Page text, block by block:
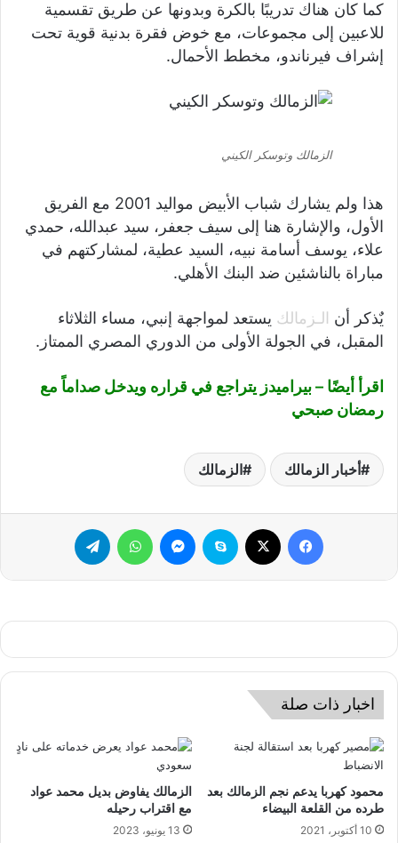
كما كان هناك تدريبًا بالكرة وبدونها عن طريق تقسمية
للاعبين إلى مجموعات، مع خوض فقرة بدنية قوية تحت
إشراف فيرناندو، مخطط الأحمال.
الزمالك وتوسكر الكيني
هذا ولم يشارك شباب الأبيض مواليد 2001 مع الفريق
الأول، والإشارة هنا إلى سيف جعفر، سيد عبدالله، حمدي
علاء، يوسف أسامة نبيه، السيد عطية، لمشاركتهم في
مباراة بالناشئين ضد البنك الأهلي.
يٌذكر أن الـزمالك يستعد لمواجهة إنبي، مساء الثلاثاء
المقبل، في الجولة الأولى من الدوري المصري الممتاز.
اقرأ أيضًا –بيراميدز يتراجع في قراره ويدخل صداماً مع
رمضان صبحي
أخبار الزمالك الزمالك
فيسبوك سكايب ماسنجر واتساب
اخبار ذات صلة
محمود كهربا يدعم نجم الزمالك بعد
طرده من القلعة البيضاء
10 أكتوبر، 2021
الزمالك يفاوض بديل محمد عواد
مع اقتراب رحيله
13 يونيو، 2023